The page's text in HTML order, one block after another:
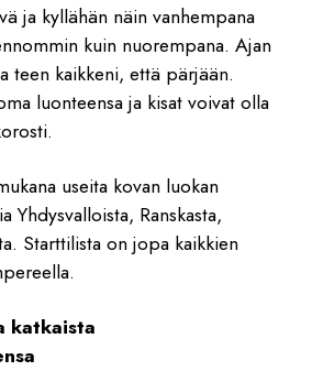
ja kyllähän näin vanhempana
kuin nuorempana. Ajan
teen kaikkeni, että pärjään.
luonteensa ja kisat voivat olla
useita kovan luokan
Yhdysvalloista, Ranskasta,
Starttilista on jopa kaikkien
katkaista